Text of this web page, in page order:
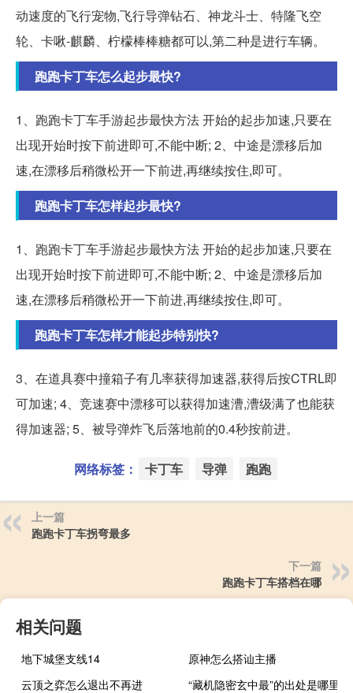
动速度的飞行宠物,飞行导弹钻石、神龙斗士、特隆飞空
轮、卡啾-麒麟、柠檬棒棒糖都可以,第二种是进行车辆。
跑跑卡丁车怎么起步最快?
1、跑跑卡丁车手游起步最快方法 开始的起步加速,只要在
出现开始时按下前进即可,不能中断; 2、中途是漂移后加
速,在漂移后稍微松开一下前进,再继续按住,即可。
跑跑卡丁车怎样起步最快?
1、跑跑卡丁车手游起步最快方法 开始的起步加速,只要在
出现开始时按下前进即可,不能中断; 2、中途是漂移后加
速,在漂移后稍微松开一下前进,再继续按住,即可。
跑跑卡丁车怎样才能起步特别快?
3、在道具赛中撞箱子有几率获得加速器,获得后按CTRL即
可加速; 4、竞速赛中漂移可以获得加速漕,漕级满了也能获
得加速器; 5、被导弹炸飞后落地前的0.4秒按前进。
网络标签： 卡丁车 导弹 跑跑
上一篇
跑跑卡丁车拐弯最多
下一篇
跑跑卡丁车搭档在哪
相关问题
地下城堡支线14
原神怎么搭讪主播
云顶之弈怎么退出不再进
“藏机隐密玄中最”的出处是哪里